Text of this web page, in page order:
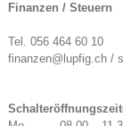
Finanzen / Steuern
Tel. 056 464 60 10
finanzen@lupfig.ch /